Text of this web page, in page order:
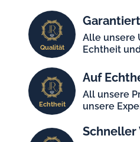
Qualität
Alle unsere
Echtheit
Echtheit
Auf
All unsere
unsere
Schneller